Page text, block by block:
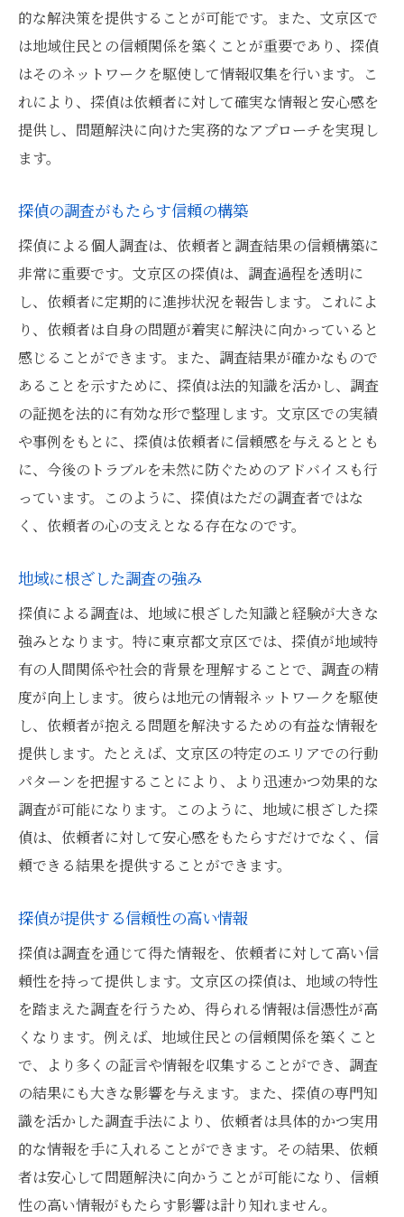
的な解決策を提供することが可能です。また、文京区で
は地域住民との信頼関係を築くことが重要であり、探偵
はそのネットワークを駆使して情報収集を行います。こ
れにより、探偵は依頼者に対して確実な情報と安心感を
提供し、問題解決に向けた実務的なアプローチを実現し
ます。
探偵の調査がもたらす信頼の構築
探偵による個人調査は、依頼者と調査結果の信頼構築に
非常に重要です。文京区の探偵は、調査過程を透明に
し、依頼者に定期的に進捗状況を報告します。これによ
り、依頼者は自身の問題が着実に解決に向かっていると
感じることができます。また、調査結果が確かなもので
あることを示すために、探偵は法的知識を活かし、調査
の証拠を法的に有効な形で整理します。文京区での実績
や事例をもとに、探偵は依頼者に信頼感を与えるととも
に、今後のトラブルを未然に防ぐためのアドバイスも行
っています。このように、探偵はただの調査者ではな
く、依頼者の心の支えとなる存在なのです。
地域に根ざした調査の強み
探偵による調査は、地域に根ざした知識と経験が大きな
強みとなります。特に東京都文京区では、探偵が地域特
有の人間関係や社会的背景を理解することで、調査の精
度が向上します。彼らは地元の情報ネットワークを駆使
し、依頼者が抱える問題を解決するための有益な情報を
提供します。たとえば、文京区の特定のエリアでの行動
パターンを把握することにより、より迅速かつ効果的な
調査が可能になります。このように、地域に根ざした探
偵は、依頼者に対して安心感をもたらすだけでなく、信
頼できる結果を提供することができます。
探偵が提供する信頼性の高い情報
探偵は調査を通じて得た情報を、依頼者に対して高い信
頼性を持って提供します。文京区の探偵は、地域の特性
を踏まえた調査を行うため、得られる情報は信憑性が高
くなります。例えば、地域住民との信頼関係を築くこと
で、より多くの証言や情報を収集することができ、調査
の結果にも大きな影響を与えます。また、探偵の専門知
識を活かした調査手法により、依頼者は具体的かつ実用
的な情報を手に入れることができます。その結果、依頼
者は安心して問題解決に向かうことが可能になり、信頼
性の高い情報がもたらす影響は計り知れません。